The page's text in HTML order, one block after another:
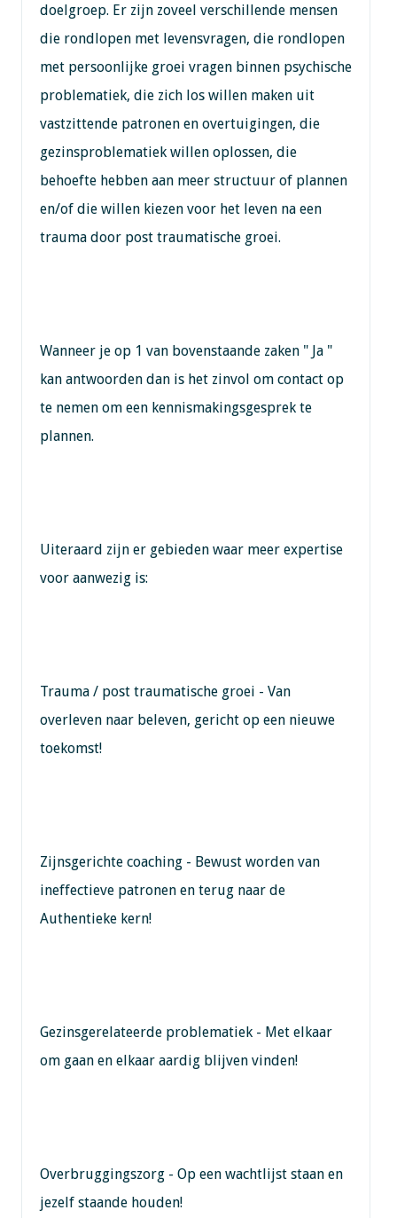
doelgroep. Er zijn zoveel verschillende mensen
die rondlopen met levensvragen, die rondlopen
met persoonlijke groei vragen binnen psychische
problematiek, die zich los willen maken uit
vastzittende patronen en overtuigingen, die
gezinsproblematiek willen oplossen, die
behoefte hebben aan meer structuur of plannen
en/of die willen kiezen voor het leven na een
trauma door post traumatische groei.
Wanneer je op 1 van bovenstaande zaken " Ja "
kan antwoorden dan is het zinvol om contact op
te nemen om een kennismakingsgesprek te
plannen.
Uiteraard zijn er gebieden waar meer expertise
voor aanwezig is:
Trauma / post traumatische groei - Van
overleven naar beleven, gericht op een nieuwe
toekomst!
Zijnsgerichte coaching - Bewust worden van
ineffectieve patronen en terug naar de
Authentieke kern!
Gezinsgerelateerde problematiek - Met elkaar
om gaan en elkaar aardig blijven vinden!
Overbruggingszorg - Op een wachtlijst staan en
jezelf staande houden!